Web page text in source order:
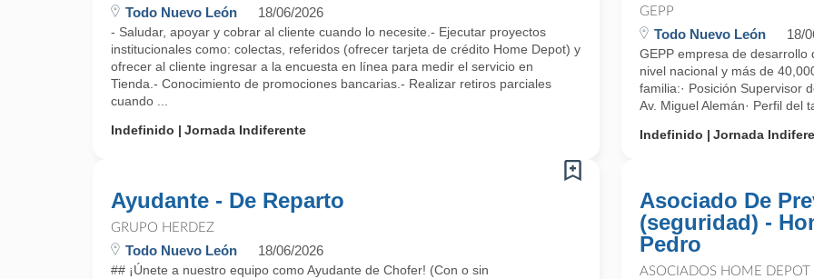
Todo Nuevo León 18/06/2026
- Saludar, apoyar y cobrar al cliente cuando lo necesite.- Ejecutar proyectos
institucionales como: colectas, referidos (ofrecer tarjeta de crédito Home Depot) y
ofrecer al cliente ingresar a la encuesta en línea para medir el servicio en
Tienda.- Conocimiento de promociones bancarias.- Realizar retiros parciales
cuando ...
Indefinido
Jornada Indiferente
GEPP
Todo Nuevo León 18/
GEPP empresa de
nivel nacional y más de
familia:· Posición Supervisor
Av. Miguel Alemán· Perfil del
Indefinido
Jornada
Ayudante - De Reparto
GRUPO HERDEZ
Todo Nuevo León 18/06/2026
## ¡Únete a nuestro equipo como Ayudante de Chofer! (Con o sin
Asociado De
(seguridad) -
Pedro
ASOCIADOS HOME DEPOT